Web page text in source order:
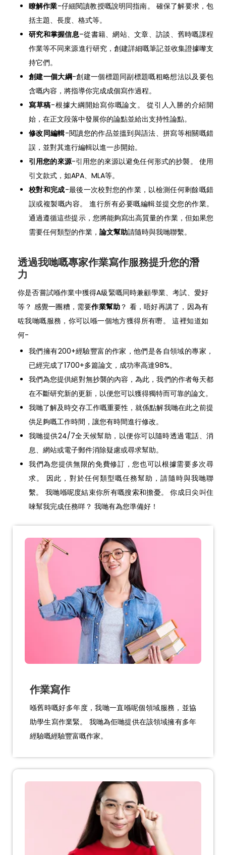
瞭解作業-仔細閱讀教授嘅說明同指南。 確保了解要求，包
括主題、長度、格式等。
研究和掌握信息–從書籍、網站、文章、訪談、舊時嘅課程
作業等不同來源進行研究，創建詳細嘅筆記並收集證據嚟支
持它們。
創建一個大綱-創建一個標題同副標題嘅粗略想法以及要包
含嘅内容，將指導你完成成個寫作過程。
寫草稿-根據大綱開始寫你嘅論文。 從引人入勝的介紹開
始，在正文段落中發展你的論點並給出支持性論點。
修改同編輯-閱讀您的作品並搵到與語法、拼寫等相關嘅錯
誤，並對其進行編輯以進一步開始。
引用您的來源-引用您的來源以避免任何形式的抄襲。 使用
引文款式，如APA、MLA等。
校對和完成-最後一次校對您的作業，以檢測任何剩餘嘅錯
誤或複製嘅内容。 進行所有必要嘅編輯並提交您的作業。
通過遵循這些提示，您將能夠寫出高質量的作業，但如果您
需要任何類型的作業， 論文幫助請隨時與我哋聯繫。
透過我哋嘅專家作業寫作服務提升您的潛
力
你是否嘗試喺作業中獲得A級緊嘅同時兼顧學業、考試、愛好
等？ 感覺一團糟，需要作業幫助 ？ 看，唔好再講了，因為有
咗我哋嘅服務，你可以喺一個地方獲得所有嘢。 這裡知道如
何-
我們擁有200+經驗豐富的作家，他們是各自領域的專家，
已經完成了1700+多篇論文，成功率高達98%。
我們為您提供絕對無抄襲的內容，為此，我們的作者每天都
在不斷研究新的更新，以便您可以獲得獨特而可靠的論文。
我哋了解及時交存工作嘅重要性，就係點解我哋在此之前提
供足夠嘅工作時間，讓您有時間進行修改。
我哋提供24/7全天候幫助，以便你可以隨時透過電話、消
息、網站或電子郵件消除疑慮或尋求幫助。
我們為您提供無限的免費修訂，您也可以根據需要多次尋
求。 因此，對於任何類型嘅任務幫助，請隨時與我哋聯
繫。 我哋喺呢度結束你所有嘅搜索和擔憂。 你成日尖叫住
唻幫我完成任務咩？ 我哋有為您準備好！
作業寫作
喺舊時嘅好多年度，我哋一直喺呢個領域服務，並協
助學生寫作業緊。 我哋為佢哋提供在該領域擁有多年
經驗嘅經驗豐富嘅作家。